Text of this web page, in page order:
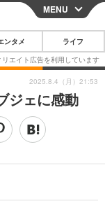
CLOSE
マートフォン
ェット・ツール
MENU
ンタメ ライフ
ジェに感動
2025.8.4（月）21:53